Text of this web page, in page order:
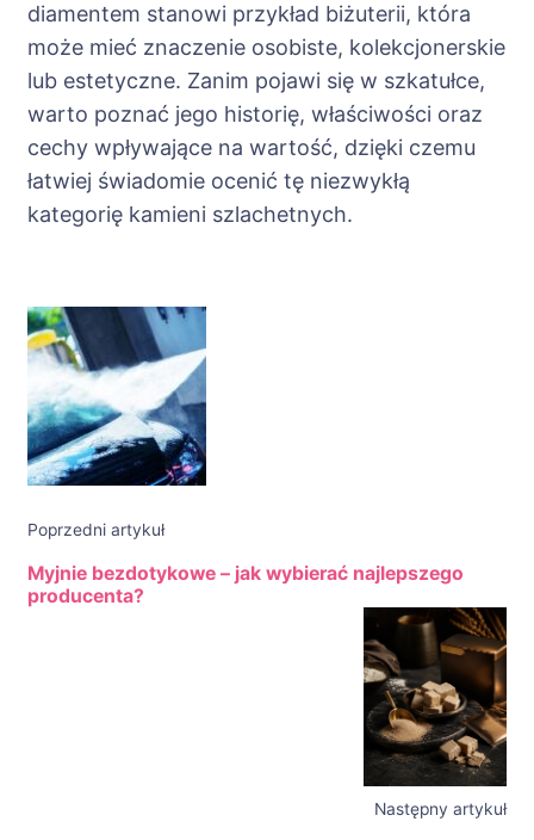
diamentem stanowi przykład biżuterii, która
może mieć znaczenie osobiste, kolekcjonerskie
lub estetyczne. Zanim pojawi się w szkatułce,
warto poznać jego historię, właściwości oraz
cechy wpływające na wartość, dzięki czemu
łatwiej świadomie ocenić tę niezwykłą
kategorię kamieni szlachetnych.
Nawigacja
wpisu
Poprzedni artykuł
Myjnie bezdotykowe – jak wybierać najlepszego
producenta?
Następny artykuł